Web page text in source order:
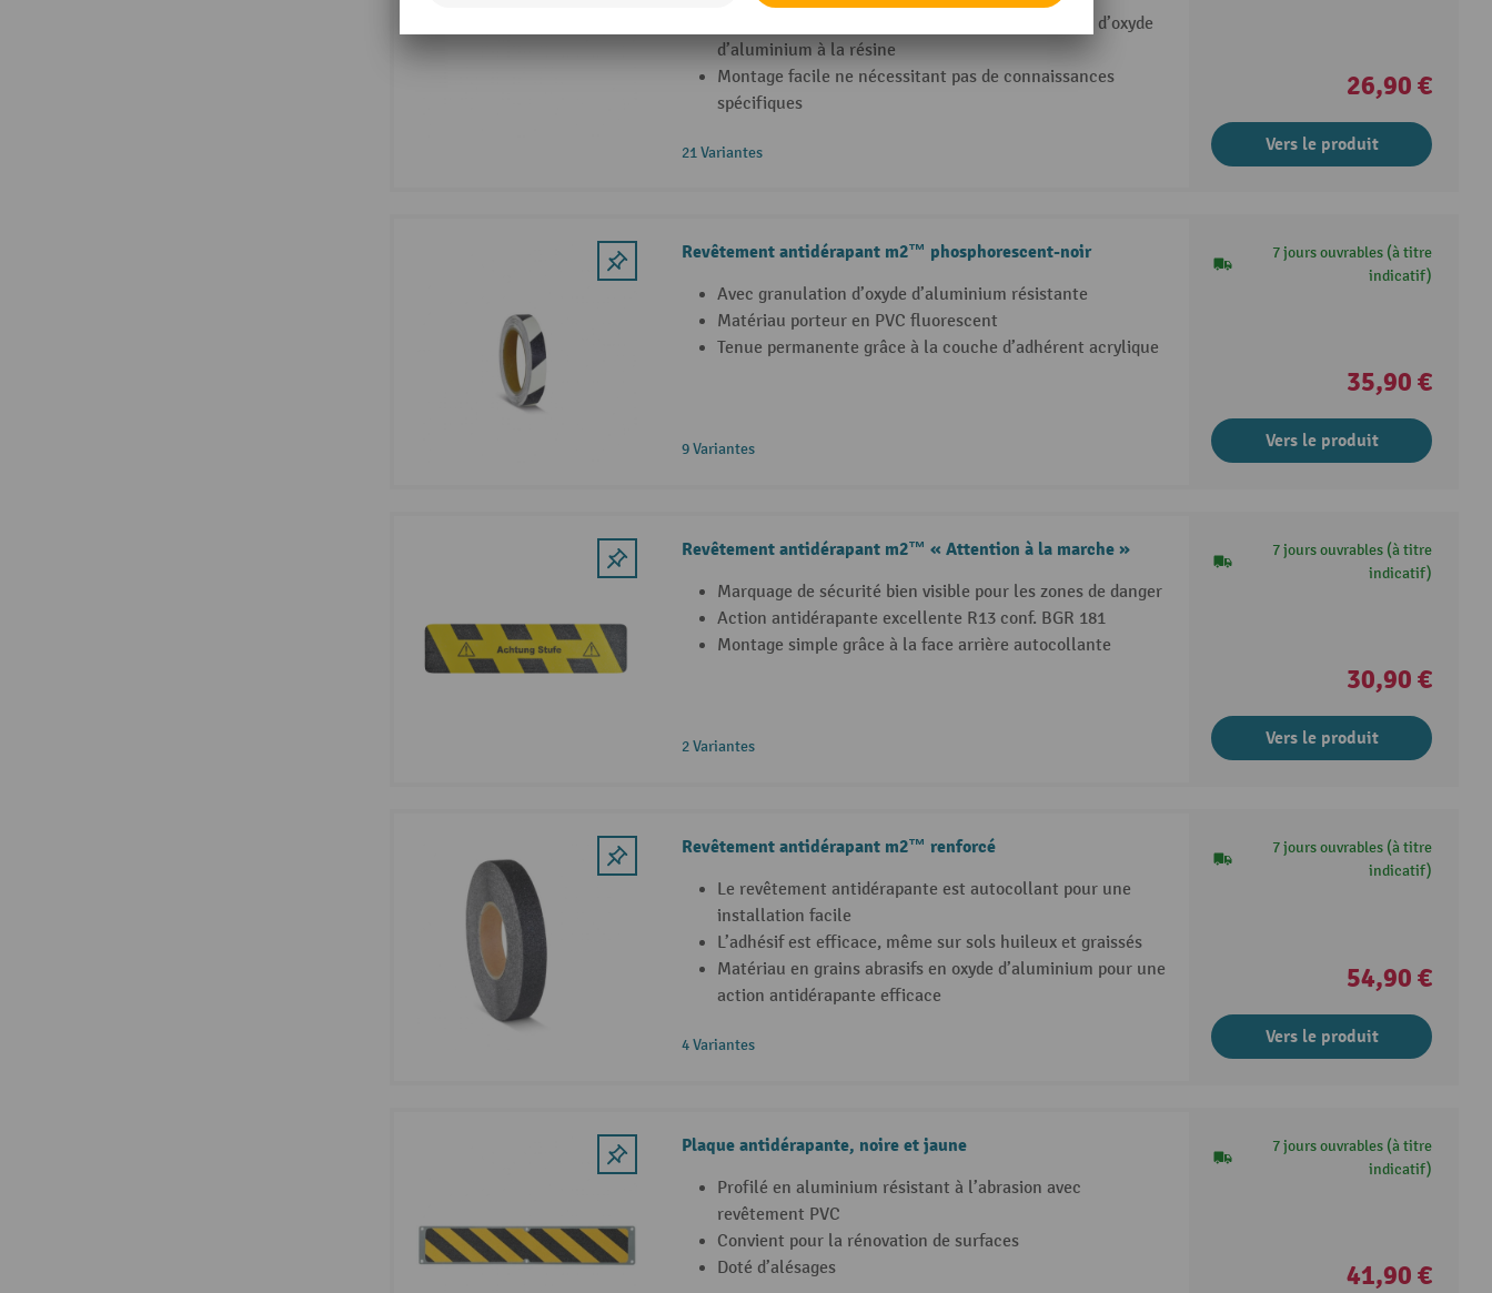
Action antidérapante forte grâce à sa granulation d’oxyde
d’aluminium à la résine
Montage facile ne nécessitant pas de connaissances
spécifiques
21 Variantes
26,90 €
Vers le produit
Revêtement antidérapant m2™ phosphorescent-noir
Avec granulation d’oxyde d’aluminium résistante
Matériau porteur en PVC fluorescent
Tenue permanente grâce à la couche d’adhérent acrylique
9 Variantes
7 jours ouvrables (à titre
indicatif)
35,90 €
Vers le produit
Revêtement antidérapant m2™ « Attention à la marche »
Marquage de sécurité bien visible pour les zones de danger
Action antidérapante excellente R13 conf. BGR 181
Montage simple grâce à la face arrière autocollante
2 Variantes
7 jours ouvrables (à titre
indicatif)
30,90 €
Vers le produit
Revêtement antidérapant m2™ renforcé
Le revêtement antidérapante est autocollant pour une
installation facile
L’adhésif est efficace, même sur sols huileux et graissés
Matériau en grains abrasifs en oxyde d’aluminium pour une
action antidérapante efficace
4 Variantes
7 jours ouvrables (à titre
indicatif)
54,90 €
Vers le produit
Plaque antidérapante, noire et jaune
Profilé en aluminium résistant à l’abrasion avec
revêtement PVC
Convient pour la rénovation de surfaces
Doté d’alésages
7 jours ouvrables (à titre
indicatif)
41,90 €